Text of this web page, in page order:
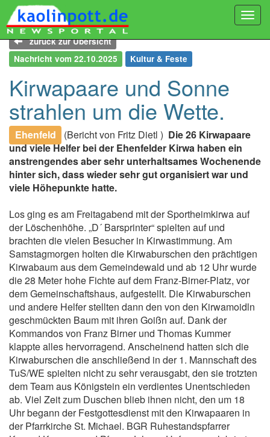
zurück zur Übersicht
Nachricht vom 22.10.2025
Kultur & Feste
Kirwapaare und Sonne
strahlen um die Wette.
Ehenfeld (Bericht von Fritz Dietl ) Die 26 Kirwapaare
und viele Helfer bei der Ehenfelder Kirwa haben ein
anstrengendes aber sehr unterhaltsames Wochenende
hinter sich, dass wieder sehr gut organisiert war und
viele Höhepunkte hatte.
Los ging es am Freitagabend mit der Sportheimkirwa auf
der Löschenhöhe. „D´ Barsprinter“ spielten auf und
brachten die vielen Besucher in Kirwastimmung. Am
Samstagmorgen holten die Kirwaburschen den prächtigen
Kirwabaum aus dem Gemeindewald und ab 12 Uhr wurde
die 28 Meter hohe Fichte auf dem Franz-Birner-Platz, vor
dem Gemeinschaftshaus, aufgestellt. Die Kirwaburschen
und andere Helfer stellten dann den von den Kirwamoidln
geschmückten Baum mit ihren Goißn auf. Dank der
Kommandos von Franz Birner und Thomas Kummer
klappte alles hervorragend. Anscheinend hatten sich die
Kirwaburschen die anschließend in der 1. Mannschaft des
TuS/WE spielten nicht zu sehr verausgabt, den sie trotzten
dem Team aus Königstein ein verdientes Unentschieden
ab. Viel Zeit zum Duschen blieb ihnen nicht, den um 18
Uhr begann der Festgottesdienst mit den Kirwapaaren in
der Pfarrkirche St. Michael. BGR Ruhestandspfarrer